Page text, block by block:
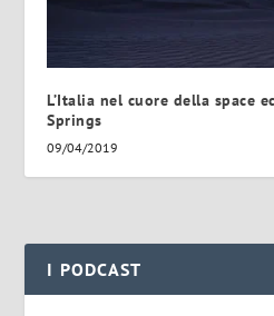
L’Italia nel cuore della space
Springs
09/04/2019
I PODCAST